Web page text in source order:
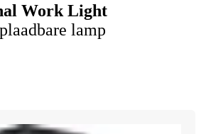
Work Light
lamp